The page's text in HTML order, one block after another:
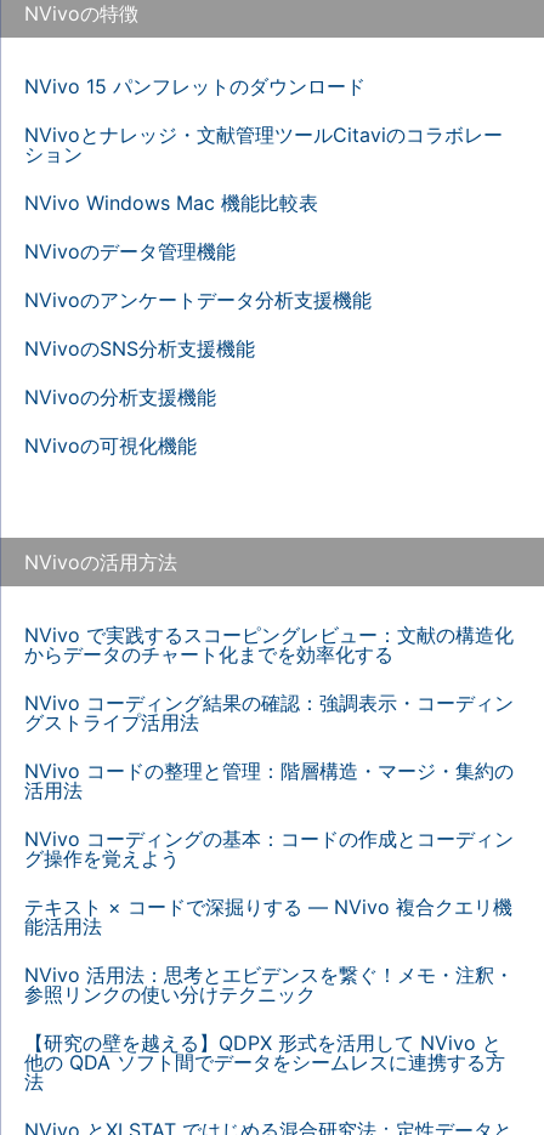
NVivoの特徴
NVivo 15 パンフレットのダウンロード
NVivoとナレッジ・文献管理ツールCitaviのコラボレー
ション
NVivo Windows Mac 機能比較表
NVivoのデータ管理機能
NVivoのアンケートデータ分析支援機能
NVivoのSNS分析支援機能
NVivoの分析支援機能
NVivoの可視化機能
NVivoの活用方法
NVivo で実践するスコーピングレビュー：文献の構造化
からデータのチャート化までを効率化する
NVivo コーディング結果の確認：強調表示・コーディン
グストライプ活用法
NVivo コードの整理と管理：階層構造・マージ・集約の
活用法
NVivo コーディングの基本：コードの作成とコーディン
グ操作を覚えよう
テキスト × コードで深掘りする — NVivo 複合クエリ機
能活用法
NVivo 活用法：思考とエビデンスを繋ぐ！メモ・注釈・
参照リンクの使い分けテクニック
【研究の壁を越える】QDPX 形式を活用して NVivo と
他の QDA ソフト間でデータをシームレスに連携する方
法